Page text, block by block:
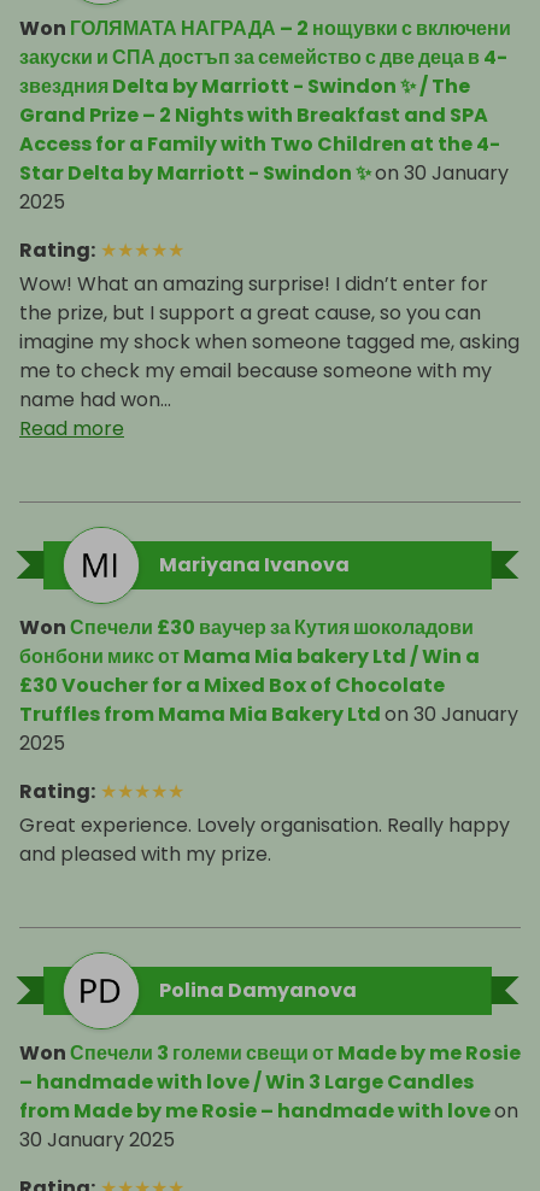
Won ГОЛЯМАТА НАГРАДА – 2 нощувки с включени
закуски и СПА достъп за семейство с две деца в 4-
звездния Delta by Marriott - Swindon ✨ / The
Grand Prize – 2 Nights with Breakfast and SPA
Access for a Family with Two Children at the 4-
Star Delta by Marriott - Swindon ✨on 30 January
2025
Rating: ★★★★★
Wow! What an amazing surprise! I didn’t enter for
the prize, but I support a great cause, so you can
imagine my shock when someone tagged me, asking
me to check my email because someone with my
name had won...
Read more
Mariyana Ivanova
WonСпечели £30 ваучер за Кутия шоколадови
бонбони микс от Mama Mia bakery Ltd / Win a
£30 Voucher for a Mixed Box of Chocolate
Truffles from Mama Mia Bakery Ltdon 30 January
2025
Rating: ★★★★★
Great experience. Lovely organisation. Really happy
and pleased with my prize.
Polina Damyanova
WonСпечели 3 големи свещи от Made by me Rosie
– handmade with love / Win 3 Large Candles
from Made by me Rosie – handmade with loveon
30 January 2025